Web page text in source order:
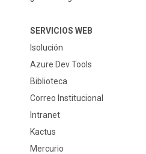
SERVICIOS WEB
Isolución
Azure Dev Tools
Biblioteca
Correo Institucional
Intranet
Kactus
Mercurio